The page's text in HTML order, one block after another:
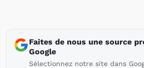
Faites de nous une source
Google
Sélectionnez notre site dans